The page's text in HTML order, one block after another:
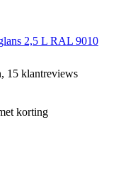
2,5 L RAL 9010
15 klantreviews
korting